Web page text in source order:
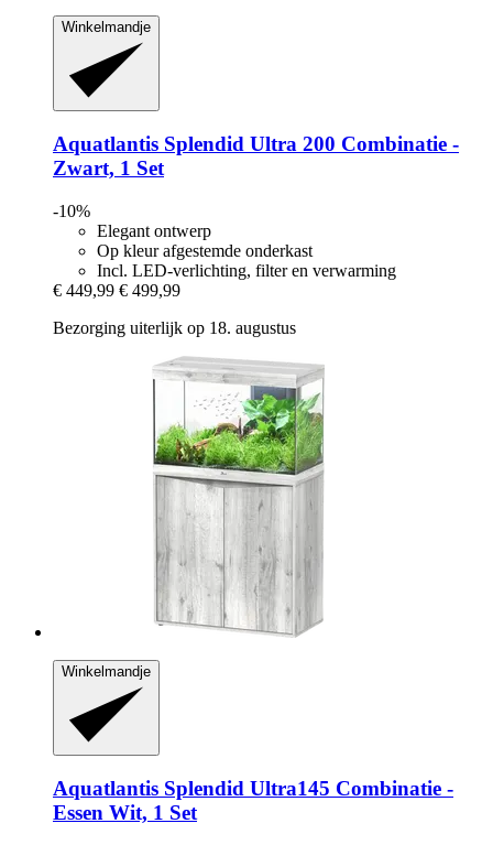
Winkelmandje
Aquatlantis Splendid Ultra 200 Combinatie -​
Zwart, 1 Set
-10%
Elegant ontwerp
Op kleur afgestemde onderkast
Incl. LED-verlichting, filter en verwarming
€ 449,99 € 499,99
Bezorging uiterlijk op 18. augustus
Winkelmandje
Aquatlantis Splendid Ultra145 Combinatie -​
Essen Wit, 1 Set